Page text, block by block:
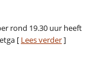
rond 19.30 uur heeft
[ Lees verder]